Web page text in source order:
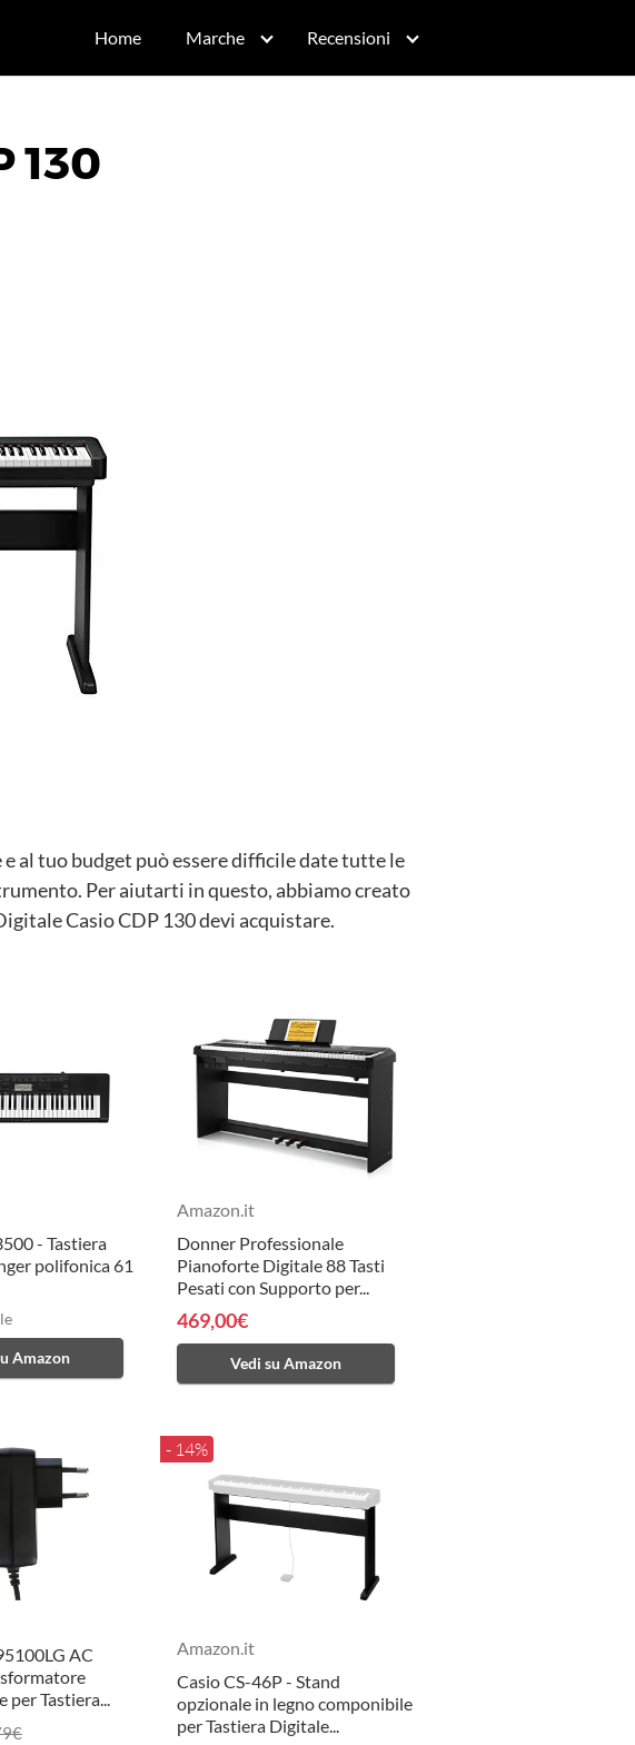
Home Marche Recensioni
130
al tuo budget può essere difficile date tutte le
Per aiutarti in questo, abbiamo creato
Casio CDP 130 devi acquistare.
- Tastiera
polifonica 61
Amazon
Amazon.it
Donner Professionale
Pianoforte Digitale 88 Tasti
Pesati con Supporto per...
469,00€
Vedi su Amazon
AC
Tastiera...
- 14%
Amazon.it
Casio CS-46P - Stand
opzionale in legno componibile
per Tastiera Digitale...